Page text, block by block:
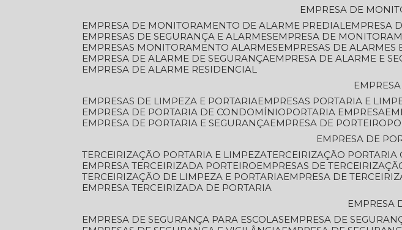
EMPRESA DE
EMPRESA DE MONITORAMENTO DE ALARME PREDIAL
EMPRESAS DE SEGURANÇA E ALARMES
EMPRESA DE
EMPRESAS MONITORAMENTO ALARMES
EMPRESAS DE
EMPRESA DE ALARME DE SEGURANÇA
EMPRESA DE ALARME E
EMPRESA DE ALARME RESIDENCIAL
EMPRESAS DE LIMPEZA E PORTARIA
EMPRESAS PORTARIA E
EMPRESA DE PORTARIA DE CONDOMÍNIO
PORTARIA EMPRESA
EMPRESA DE PORTARIA E SEGURANÇA
EMPRESA DE PORTEIRO
EMPRESA DE
TERCEIRIZAÇÃO PORTARIA E LIMPEZA TERCEIRIZAÇÃO
EMPRESA TERCEIRIZADA PORTEIRO
EMPRESAS DE
TERCEIRIZAÇÃO DE LIMPEZA E PORTARIA
EMPRESA DE
EMPRESA TERCEIRIZADA DE PORTARIA
EMPRESA DE SEGURANÇA PARA ESCOLAS
EMPRESA DE